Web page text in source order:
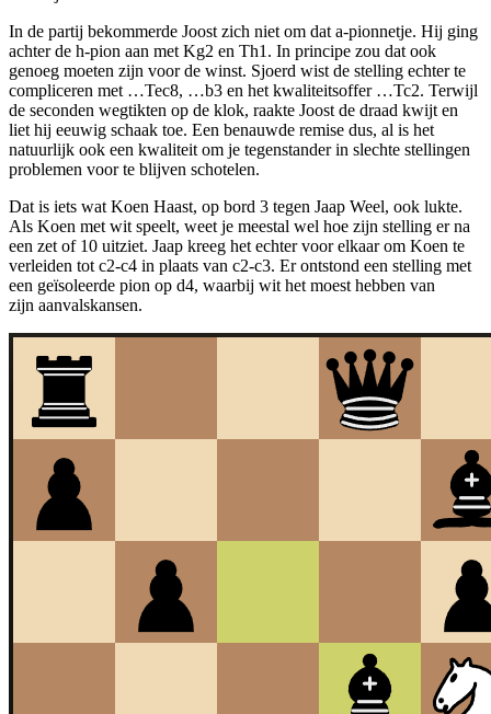
In de partij bekommerde Joost zich niet om dat a-pionnetje. Hij ging
achter de h-pion aan met Kg2 en Th1. In principe zou dat ook
genoeg moeten zijn voor de winst. Sjoerd wist de stelling echter te
compliceren met …Tec8, …b3 en het kwaliteitsoffer …Tc2. Terwijl
de seconden wegtikten op de klok, raakte Joost de draad kwijt en
liet hij eeuwig schaak toe. Een benauwde remise dus, al is het
natuurlijk ook een kwaliteit om je tegenstander in slechte stellingen
problemen voor te blijven schotelen.
Dat is iets wat Koen Haast, op bord 3 tegen Jaap Weel, ook lukte.
Als Koen met wit speelt, weet je meestal wel hoe zijn stelling er na
een zet of 10 uitziet. Jaap kreeg het echter voor elkaar om Koen te
verleiden tot c2-c4 in plaats van c2-c3. Er ontstond een stelling met
een geïsoleerde pion op d4, waarbij wit het moest hebben van
zijn aanvalskansen.